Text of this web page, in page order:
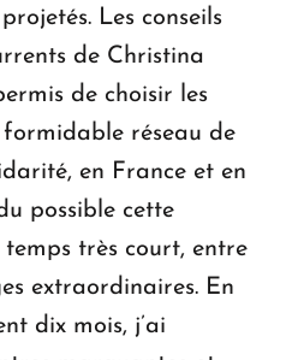
Les conseils
de Christina
de choisir les
formidable réseau de
en France et en
possible cette
temps très court, entre
extraordinaires. En
dix mois, j’ai